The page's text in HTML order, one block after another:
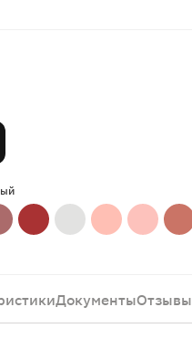
ДокументыОтзывы